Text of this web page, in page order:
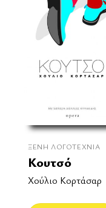
ΞΈΝΗ ΛΟΓΟΤΕΧΝΊΑ
Κουτσό
Χούλιο Κορτάσαρ